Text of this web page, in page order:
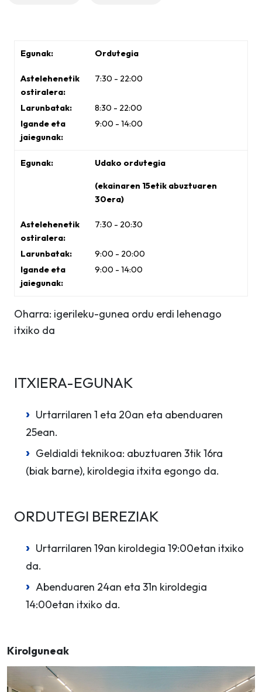
Ordutegia
7:30 - 22:00
8:30 - 22:00
9:00 - 14:00
Udako ordutegia
(ekainaren 15etik abuztuaren
30era)
7:30 - 20:30
9:00 - 20:00
9:00 - 14:00
Oharra: igerileku-gunea ordu erdi lehenago
itxiko da
ITXIERA-EGUNAK
Urtarrilaren 1 eta 20an eta abenduaren
25ean.
Geldialdi teknikoa: abuztuaren 3tik 16ra
(biak barne), kiroldegia itxita egongo da.
ORDUTEGI BEREZIAK
Urtarrilaren 19an kiroldegia 19:00etan itxiko
da.
Abenduaren 24an eta 31n kiroldegia
14:00etan itxiko da.
Kirolguneak